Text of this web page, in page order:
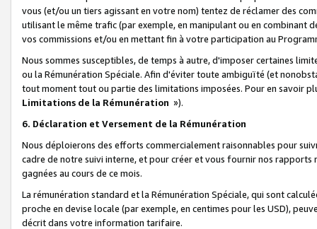
vous (et/ou un tiers agissant en votre nom) tentez de réclamer des
utilisant le même trafic (par exemple, en manipulant ou en combinant
vos commissions et/ou en mettant fin à votre participation au
Nous sommes susceptibles, de temps à autre, d'imposer certaines
ou la Rémunération Spéciale. Afin d'éviter toute ambiguïté (et
tout moment tout ou partie des limitations imposées. Pour en savoir
Limitations de la Rémunération »).
6. Déclaration et Versement de la Rémunération
Nous déploierons des efforts commercialement raisonnables pour
cadre de notre suivi interne, et pour créer et vous fournir nos
gagnées au cours de ce mois.
La rémunération standard et la Rémunération Spéciale, qui sont
proche en devise locale (par exemple, en centimes pour les USD),
décrit dans votre information tarifaire.